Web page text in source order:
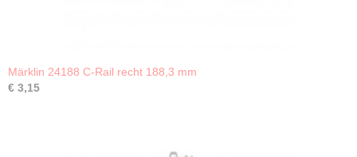
Märklin 24188 C-Rail recht 188,3 mm
€ 3,15